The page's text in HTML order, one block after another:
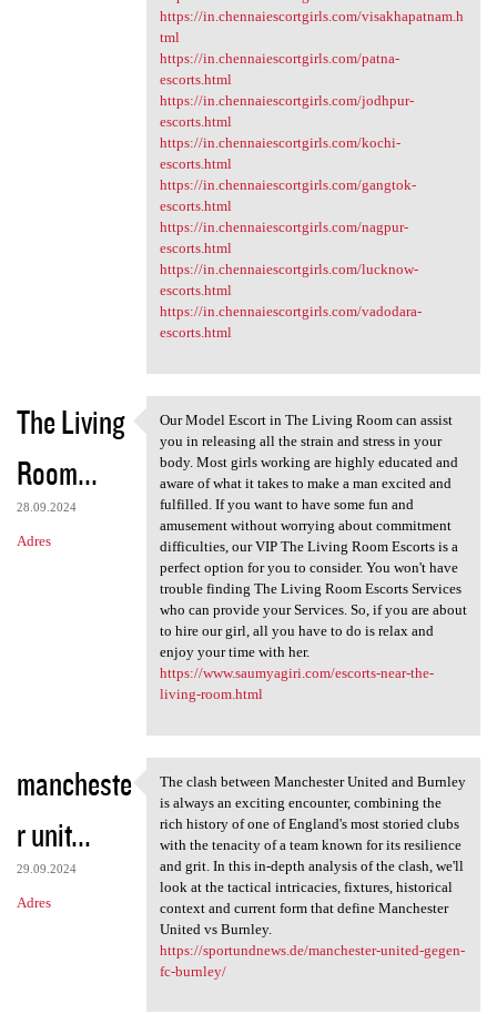
https://in.chennaiescortgirls.com/visakhapatnam.h
tml
https://in.chennaiescortgirls.com/patna-
escorts.html
https://in.chennaiescortgirls.com/jodhpur-
escorts.html
https://in.chennaiescortgirls.com/kochi-
escorts.html
https://in.chennaiescortgirls.com/gangtok-
escorts.html
https://in.chennaiescortgirls.com/nagpur-
escorts.html
https://in.chennaiescortgirls.com/lucknow-
escorts.html
https://in.chennaiescortgirls.com/vadodara-
escorts.html
The Living
Room...
28.09.2024
Adres
Our Model Escort in The
Our Model Escort in The Living Room can assist
you in releasing all the strain and stress in your
body. Most girls working are highly educated and
aware of what it takes to make a man excited and
fulfilled. If you want to have some fun and
amusement without worrying about commitment
difficulties, our VIP The Living Room Escorts is a
perfect option for you to consider. You won't have
trouble finding The Living Room Escorts Services
who can provide your Services. So, if you are about
to hire our girl, all you have to do is relax and
enjoy your time with her.
https://www.saumyagiri.com/escorts-near-the-
living-room.html
mancheste
r unit...
29.09.2024
Adres
The clash between Manchester
The clash between Manchester United and Burnley
is always an exciting encounter, combining the
rich history of one of England's most storied clubs
with the tenacity of a team known for its resilience
and grit. In this in-depth analysis of the clash, we'll
look at the tactical intricacies, fixtures, historical
context and current form that define Manchester
United vs Burnley.
https://sportundnews.de/manchester-united-gegen-
fc-burnley/